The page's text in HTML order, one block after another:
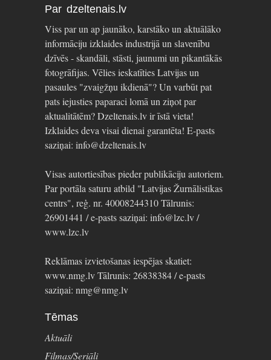
Par dzeltenais.lv
Viss par un ap jaunāko, karstāko un aktuālāko
informāciju izklaides industrijā un slavenību
dzīvēs - skandāli, stāsti, jaunumi un pikantākās
fotogrāfijas. Vēlies ieskatīties Latvijas un
pasaules "zvaigžņu ikdienā"? Un varbūt pat
pats iejusties paparaci lomā un ziņot par
aktualitātēm? Dzeltenais.lv ir īstā vieta!
Izklaides deva visai dienai garantēta! E-pasts
saziņai: info@dzeltenais.lv
Visas autortiesības pieder publikāciju autoriem.
Par portāla saturu atbild "Latvijas Žurnālistikas
centrs", reģ. nr. 40008244310 Tālrunis:
26901441 / e-pasts saziņai: info@lzc.lv /
www.lzc.lv
Reklāmas izvietošanas iespējas skatiet:
www.nmg.lv Tālrunis: 26838384 / e-pasts
saziņai: nmg@nmg.lv
Tēmas
Aktuāli
Filmas/Seriāli